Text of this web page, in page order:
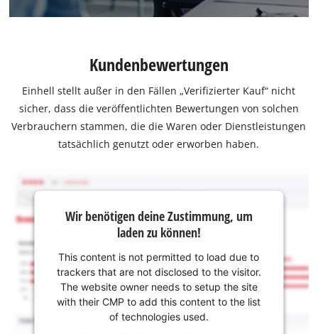
Kundenbewertungen
Einhell stellt außer in den Fällen „Verifizierter Kauf“ nicht
sicher, dass die veröffentlichten Bewertungen von solchen
Verbrauchern stammen, die die Waren oder Dienstleistungen
tatsächlich genutzt oder erworben haben.
Wir benötigen deine Zustimmung, um
laden zu können!
This content is not permitted to load due to
trackers that are not disclosed to the visitor.
The website owner needs to setup the site
with their CMP to add this content to the list
of technologies used.